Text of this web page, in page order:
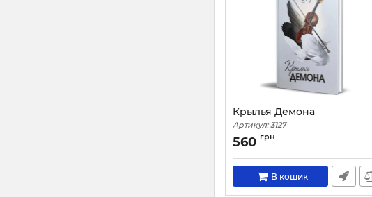
Крылья Демона
Артикул: 3127
560 грн
В кошик